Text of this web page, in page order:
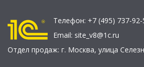
Телефон: +7 (495) 737-
Email: site_v8@1c.ru
Отдел продаж: г. Москва, улица